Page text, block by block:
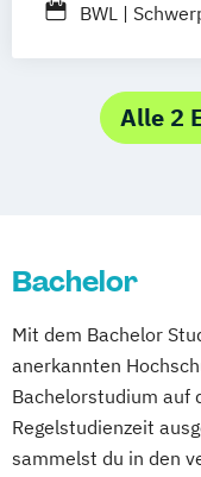
BWL |
Alle 2
Bachelor
Mit dem Bachelor
anerkannten
Bachelorstudium auf
Regelstudienzeit
sammelst du in den